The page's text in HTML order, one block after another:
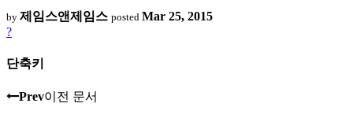
by 제임스앤제임스 posted Mar 25, 2015
?
단축키
Prev이전 문서